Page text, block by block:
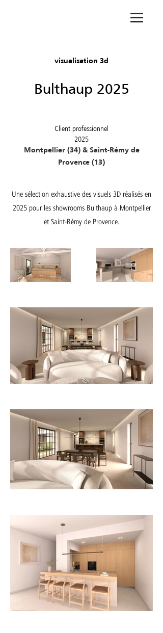
visualisation 3d
Bulthaup 2025
Client professionnel
2025
Montpellier (34) & Saint-Rémy de
Provence (13)
Une sélection exhaustive des visuels 3D réalisés en
2025 pour les showrooms Bulthaup à Montpellier
et Saint-Rémy de Provence.